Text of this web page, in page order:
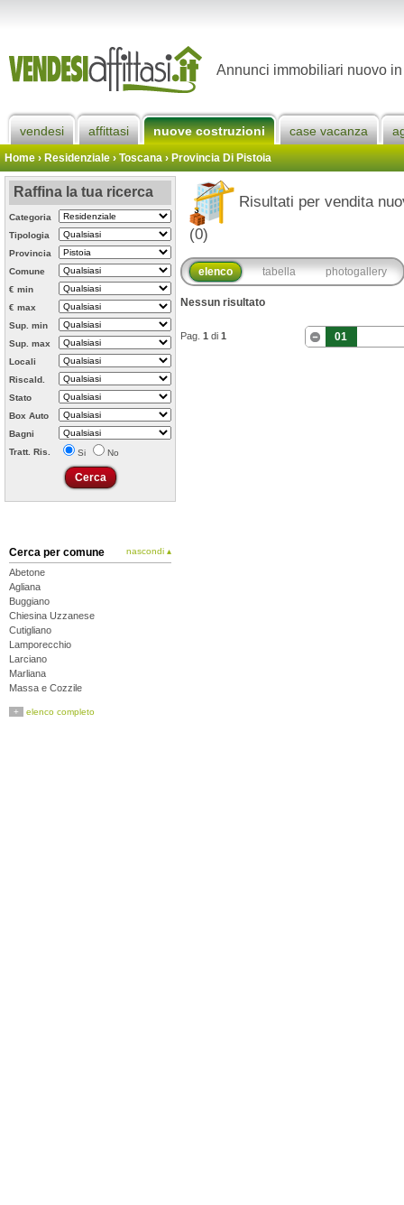
Annunci immobiliari nuovo
vendesi affittasi nuove costruzioni case vacanza
Home› Residenziale › Toscana ›Provincia Di Pistoia
Raffina la tua ricerca
Categoria
Tipologia
Provincia
Comune
€ min
€ max
Sup. min
Sup. max
Locali
Riscald.
Stato
Box Auto
Bagni
Tratt. Ris.
Si No
Cerca per comune nascondi ▴
Abetone
Agliana
Buggiano
Chiesina Uzzanese
Cutigliano
Lamporecchio
Larciano
Marliana
Massa e Cozzile
Montale
+ elenco completo
Risultati per vendita
(0)
elenco tabella photogallery
Nessun risultato
Pag. 1 di 1 01